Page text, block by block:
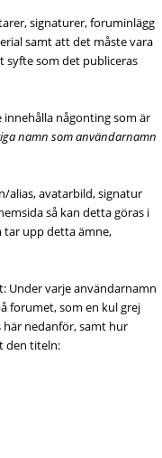
signaturer, foruminlägg
samt att det måste vara
syfte som det publiceras
någonting som är
namn som användarnamn
alias, avatarbild, signatur
så kan detta göras i
upp detta ämne,
Under varje användarnamn
forumet, som en kul grej
nedanför, samt hur
den titeln: